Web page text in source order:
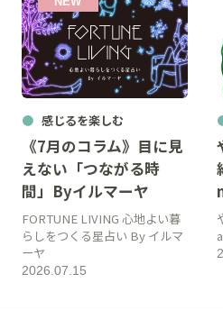
感じるを楽しむ
《7月のコラム》目に見
えない「つながる時
間」Byイルマーヤ
2026.07.15
FORTUNE LIVING 心地よい暮
らしをつくる星占い By イルマ
ーヤ